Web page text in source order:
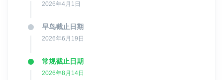
2026年4月1日
早鸟截止日期
2026年6月19日
常规截止日期
2026年8月14日